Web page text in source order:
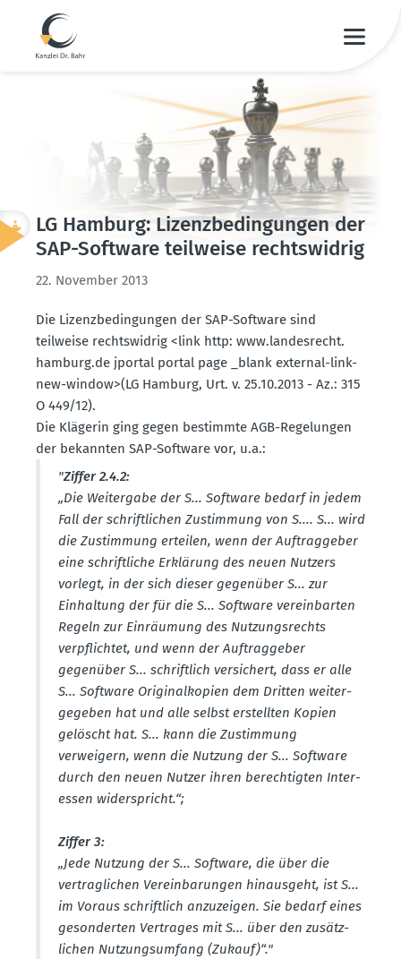
LG Hamburg: Lizenz­be­din­gungen der
SAP-Software teilweise rechts­widrig
22. November 2013
Die Lizenz­be­din­gungen der SAP-Software sind
teilweise rechts­widrig <link http: www.​landes­recht.​
hamburg.​de jportal portal page _blank external-link-
new-window>(LG Hamburg, Urt. v. 25.10.2013 - Az.: 315
O 449/12).
Die Klägerin ging gegen bestimmte AGB-Regelungen
der bekannten SAP-Software vor, u.a.:
"Ziffer 2.4.2:
„Die Weitergabe der S... Software bedarf in jedem
Fall der schrift­lichen Zustimmung von S.... S... wird
die Zustimmung erteilen, wenn der Auftrag­geber
eine schrift­liche Erklärung des neuen Nutzers
vorlegt, in der sich dieser gegenüber S... zur
Einhaltung der für die S... Software verein­barten
Regeln zur Einräumung des Nutzungs­rechts
verpflichtet, und wenn der Auftrag­geber
gegenüber S... schriftlich versi­chert, dass er alle
S... Software Origi­nal­kopien dem Dritten weiter­
ge­geben hat und alle selbst erstellten Kopien
gelöscht hat. S... kann die Zustimmung
verweigern, wenn die Nutzung der S... Software
durch den neuen Nutzer ihren berech­tigten Inter­
essen wider­spricht.“;
Ziffer 3:
„Jede Nutzung der S... Software, die über die
vertrag­lichen Verein­ba­rungen hinausgeht, ist S...
im Voraus schriftlich anzuzeigen. Sie bedarf eines
geson­derten Vertrages mit S... über den zusätz­
lichen Nutzungs­umfang (Zukauf)“."